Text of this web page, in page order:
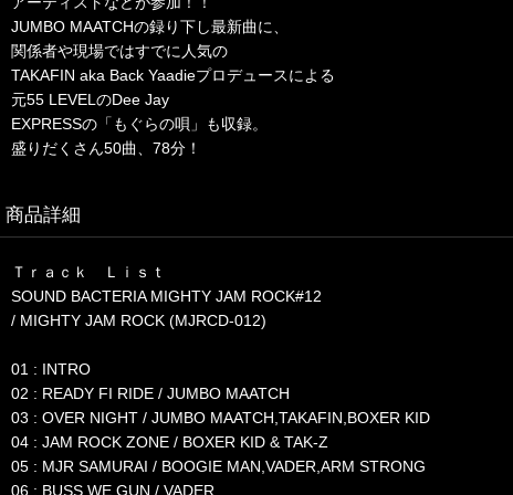
JUMBO MAATCHの録り下し最新曲に、
関係者や現場ではすでに人気の
TAKAFIN aka Back Yaadieプロデュースによる
元55 LEVELのDee Jay
EXPRESSの「もぐらの唄」も収録。
盛りだくさん50曲、78分！
商品詳細
Ｔｒａｃｋ Ｌｉｓｔ
SOUND BACTERIA MIGHTY JAM ROCK#12
/ MIGHTY JAM ROCK (MJRCD-012)
01 : INTRO
02 : READY FI RIDE / JUMBO MAATCH
03 : OVER NIGHT / JUMBO MAATCH,TAKAFIN,BOXER KID
04 : JAM ROCK ZONE / BOXER KID & TAK-Z
05 : MJR SAMURAI / BOOGIE MAN,VADER,ARM STRONG
06 : BUSS WE GUN / VADER